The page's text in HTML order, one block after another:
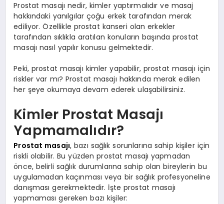
Prostat masajı nedir, kimler yaptırmalıdır ve masaj
hakkındaki yanılgılar çoğu erkek tarafından merak
ediliyor. Özellikle prostat kanseri olan erkekler
tarafından sıklıkla aratılan konuların başında prostat
masajı nasıl yapılır konusu gelmektedir.
Peki, prostat masajı kimler yapabilir, prostat masajı için
riskler var mı? Prostat masajı hakkında merak edilen
her şeye okumaya devam ederek ulaşabilirsiniz.
Kimler Prostat Masajı
Yapmamalıdır?
Prostat masajı, bazı sağlık sorunlarına sahip kişiler için
riskli olabilir. Bu yüzden prostat masajı yapmadan
önce, belirli sağlık durumlarına sahip olan bireylerin bu
uygulamadan kaçınması veya bir sağlık profesyoneline
danışması gerekmektedir. İşte prostat masajı
yapmaması gereken bazı kişiler: